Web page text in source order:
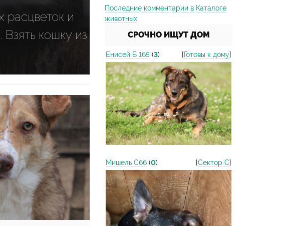
расцветок и
кошку из
Последние комментарии в Каталоге
животных
СРОЧНО ИЩУТ ДОМ
Енисей Б 165 (3) [Готовы к дому]
Мишель С66 (0) [Сектор С]